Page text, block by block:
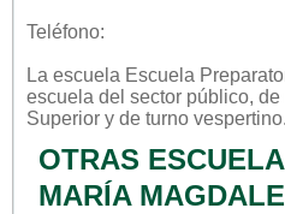
Teléfono:
La escuela Escuela
escuela del sector público,
Superior y de turno vespertino.
OTRAS
MARÍA